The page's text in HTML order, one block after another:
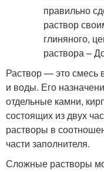
Раствор — это смесь
и воды. Его
отдельные камни,
состоящих из двух
растворы в
части заполнителя.
Сложные растворы